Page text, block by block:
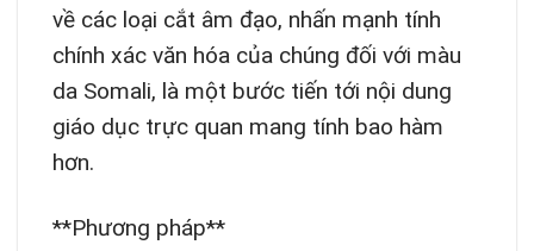
về các loại cắt âm đạo, nhấn mạnh tính
chính xác văn hóa của chúng đối với màu
da Somali, là một bước tiến tới nội dung
giáo dục trực quan mang tính bao hàm
hơn.
**Phương pháp**